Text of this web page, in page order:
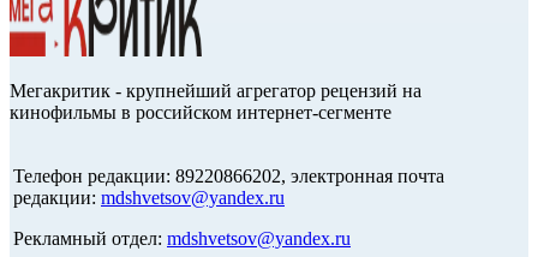
Мегакритик - крупнейший агрегатор рецензий на
кинофильмы в российском интернет-сегменте
Телефон редакции: 89220866202, электронная почта
редакции: mdshvetsov@yandex.ru
Рекламный отдел: mdshvetsov@yandex.ru